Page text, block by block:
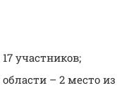
участников;
– 2 место из